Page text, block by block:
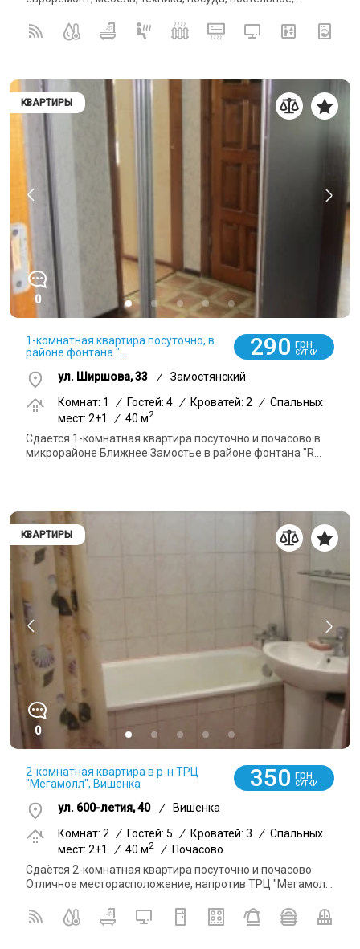
КВАРТИРЫ
0
1-комнатная квартира посуточно, в
районе фонтана "...
290 грн
СУТКИ
ул. Ширшова, 33 /
Замостянский
Комнат: 1
/ Гостей: 4 / Кроватей: 2 / Спальных
мест: 2+1
/ 40 м2
Сдается 1-комнатная квартира посуточно и почасово в
микрорайоне Ближнее Замостье в районе фонтана "R...
КВАРТИРЫ
0
2-комнатная квартира в р-н ТРЦ
"Мегамолл", Вишенка
350 грн
СУТКИ
ул. 600-летия, 40 /
Вишенка
Комнат: 2 / Гостей: 5 / Кроватей: 3 / Спальных
мест: 2+1
/ 40 м2 /
Почасово
Сдаётся 2-комнатная квартира посуточно и почасово.
Отличное месторасположение, напротив ТРЦ "Мегамол...